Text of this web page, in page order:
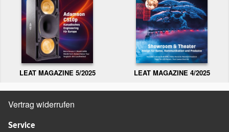
LEAT MAGAZINE 5/2025 LEAT MAGAZINE 4/2025
Vertrag widerrufen
Service